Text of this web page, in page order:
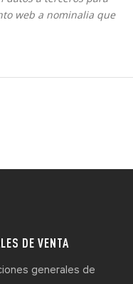
web a nominalia que
DE VENTA
generales de